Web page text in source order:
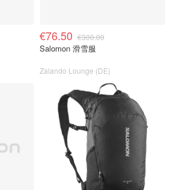
€76.50 €300.00
Salomon 滑雪服
Zalando Lounge (DE)